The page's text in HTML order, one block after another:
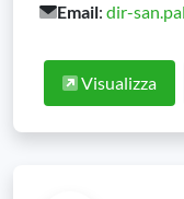
Email: dir-
Visualizza